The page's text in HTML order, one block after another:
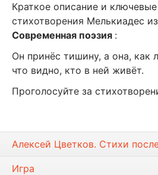
Краткое описание и
стихотворения Мелькиадес
Современная поэзия :
Он принёс тишину, а она, как
что видно, кто в ней живёт.
Проголосуйте за
Алексей Цветков. Стихи
Игра